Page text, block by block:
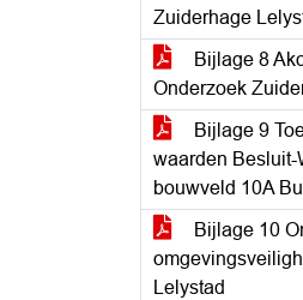
Zuiderhage
Bijlage 8
Onderzoek
Bijlage 9
waarden Besluit-
bouwveld 10A
Bijlage 10
Lelystad